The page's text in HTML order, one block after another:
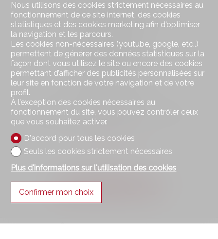
Contactez-nous
benoît dorsaz immobilier Sàrl
Route Cantonale 51
Case postale 105
1964 Conthey
Tél. +41 27 398 40 07
Mob.+41 79 223 87 87
info@bdimmo.ch
Restez connecté
Ne laissez aucun bien vous échapper, inscrivez-vous
gratuitement.
S'abonner
Suivez-nous sur
®
Nous utilisons des cookies strictement nécessaires au
fonctionnement de ce site internet, des cookies
statistiques et des cookies marketing afin d'optimiser
la navigation et les parcours.
Les cookies non-nécessaires (youtube, google, etc..)
permettent de générer des données statistiques sur la
façon dont vous utilisez le site ou encore des cookies
permettant d’afficher des publicités personnalisées sur
leur site en fonction de votre navigation et de votre
profil.
À l’exception des cookies nécessaires au
fonctionnement du site, vous pouvez contrôler ceux
que vous souhaitez activer.
D'accord pour tous les cookies
Seuls les cookies strictement nécessaires
Plus d'informations sur l'utilisation des cookies
Confirmer mon choix